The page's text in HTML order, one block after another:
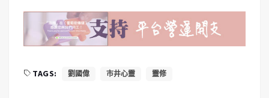
TAGS: 劉國偉 市井心靈 靈修